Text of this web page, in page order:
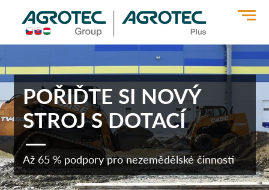
POŘIĎTE SI NOVÝ
STROJ S DOTACÍ
Až 65 % podpory pro nezemědělské činnosti